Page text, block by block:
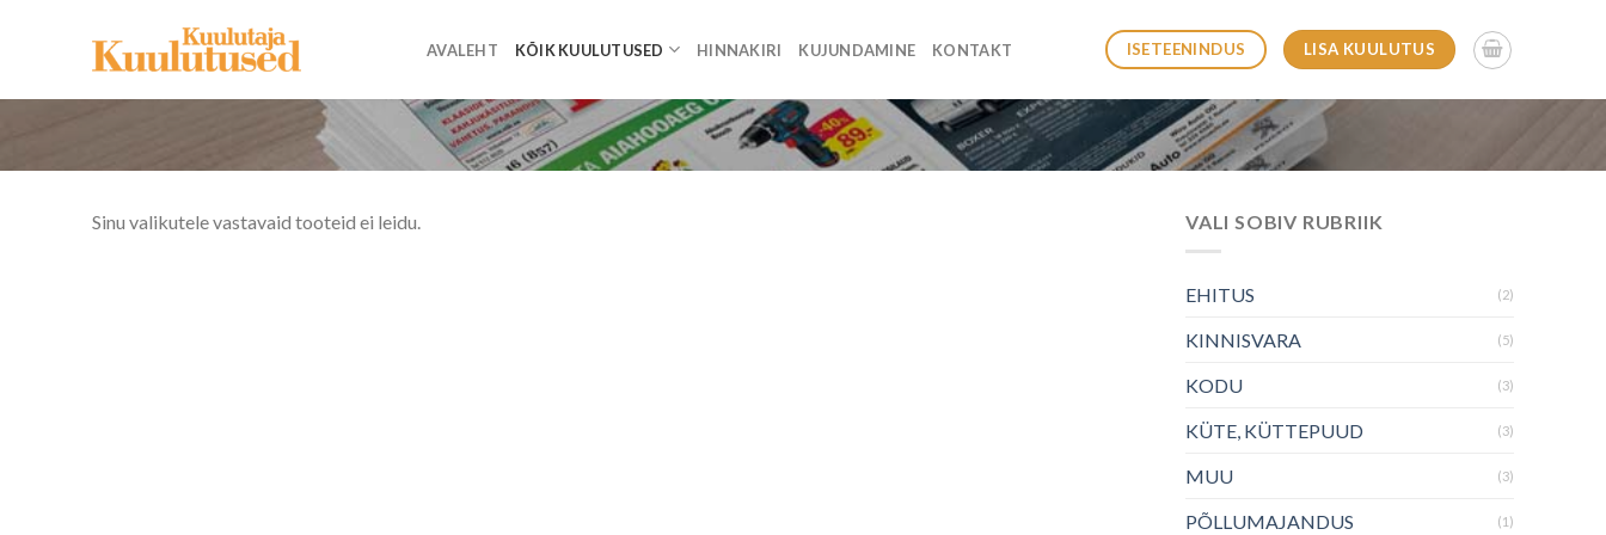
AVALEHT KÕIK KUULUTUSED HINNAKIRI KUJUNDAMINE KONTAKT ISETEENINDUS LISA KUULUTUS
Sinu valikutele vastavaid tooteid ei leidu. VALI SOBIV RUBRIIK
EHITUS (2)
KINNISVARA (5)
KODU (3)
KÜTE, KÜTTEPUUD (3)
MUU (3)
PÕLLUMAJANDUS (1)